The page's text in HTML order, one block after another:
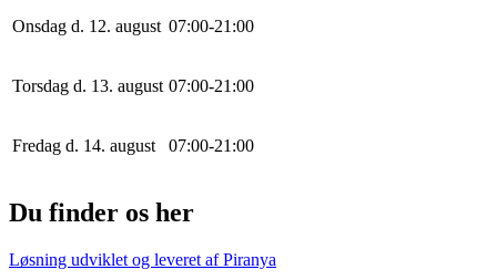
Onsdag d. 12. august 07:00-21 :00
Torsdag d. 13. august 07:00-21 :00
Fredag d. 14. august 07:00-21 :00
Du finder os her
Løsning udviklet og leveret afPiranya